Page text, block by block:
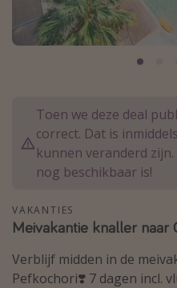
Thailand
Sardinie
Egypte
Bali
Overzicht
Weekendje weg
Autoverhuur
Toen we deze deal
correct. Dat is
kunnen veranderd
nog beschikbaar is!
VAKANTIES
Meivakantie knaller naar
Verblijf midden in de
Pefkochori❣️ 7 dagen incl.